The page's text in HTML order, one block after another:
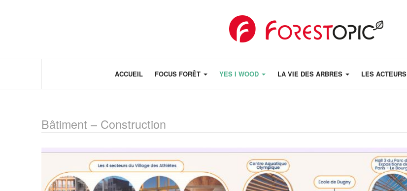
ACCUEIL FOCUS FORÊT YES I WOOD LA VIE DES ARBRES LES ACTEURS
Bâtiment – Construction